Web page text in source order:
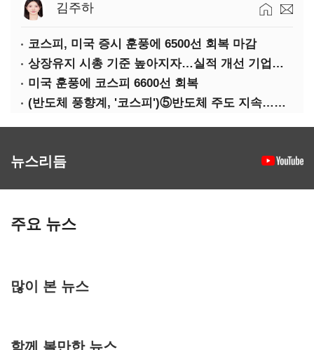
김주하
코스피, 미국 증시 훈풍에 6500선 회복 마감
상장유지 시총 기준 높아지자…실적 개선 기업도 '관리종목'
미국 훈풍에 코스피 6600선 회복
(반도체 풍향계, '코스피')⑤반도체 주도 지속…코스피 성장축은 확대
뉴스리듬
주요 뉴스
많이 본 뉴스
함께 볼만한 뉴스